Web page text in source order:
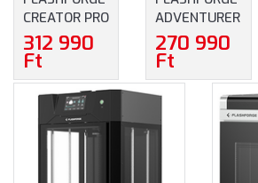
CREATOR PRO
2 3D
NYOMTATÓ
(EN-A01)
312 990
Ft
ADVENTURER
5M PRO 3D
NYOMTATÓ
270 990
Ft